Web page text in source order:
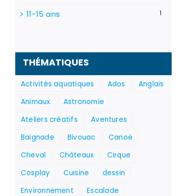
11-15 ans 1
THÉMATIQUES
Activités aquatiques Ados
Anglais
Animaux
Astronomie
Ateliers créatifs
Aventures
Baignade
Bivouac
Canoë
Cheval
Châteaux
Cirque
Cosplay
Cuisine
dessin
Environnement
Escalade